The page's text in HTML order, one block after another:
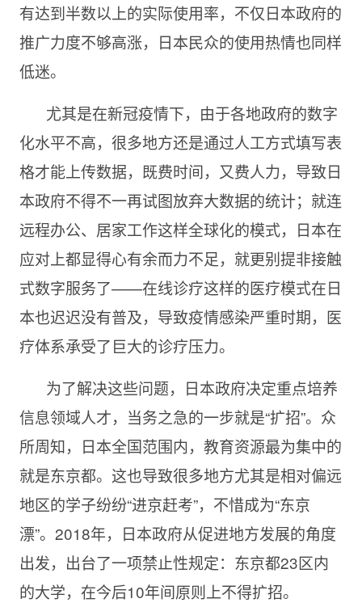
有达到半数以上的实际使用率，不仅日本政府的
推广力度不够高涨，日本民众的使用热情也同样
低迷。
尤其是在新冠疫情下，由于各地政府的数字
化水平不高，很多地方还是通过人工方式填写表
格才能上传数据，既费时间，又费人力，导致日
本政府不得不一再试图放弃大数据的统计；就连
远程办公、居家工作这样全球化的模式，日本在
应对上都显得心有余而力不足，就更别提非接触
式数字服务了——在线诊疗这样的医疗模式在日
本也迟迟没有普及，导致疫情感染严重时期，医
疗体系承受了巨大的诊疗压力。
为了解决这些问题，日本政府决定重点培养
信息领域人才，当务之急的一步就是“扩招”。众
所周知，日本全国范围内，教育资源最为集中的
就是东京都。这也导致很多地方尤其是相对偏远
地区的学子纷纷“进京赶考”，不惜成为“东京
漂”。2018年，日本政府从促进地方发展的角度
出发，出台了一项禁止性规定：东京都23区内
的大学，在今后10年间原则上不得扩招。